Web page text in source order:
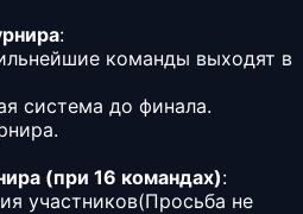
:
команды выходят в
система до финала.
(при 16 командах):
участников(Просьба не